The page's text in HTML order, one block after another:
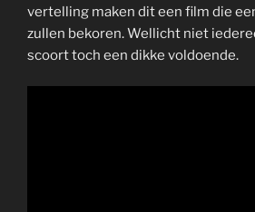
vertelling maken dit een film die
zullen bekoren. Wellicht niet
scoort toch een dikke voldoende.